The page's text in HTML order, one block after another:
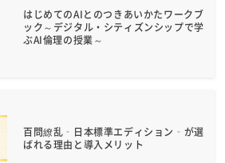
はじめてのAIとのつきあいかたワークブ
ック～デジタル・シティズンシップで学
ぶAI倫理の授業～
百問繚乱‑日本標準エディション‑が選
ばれる理由と導入メリット